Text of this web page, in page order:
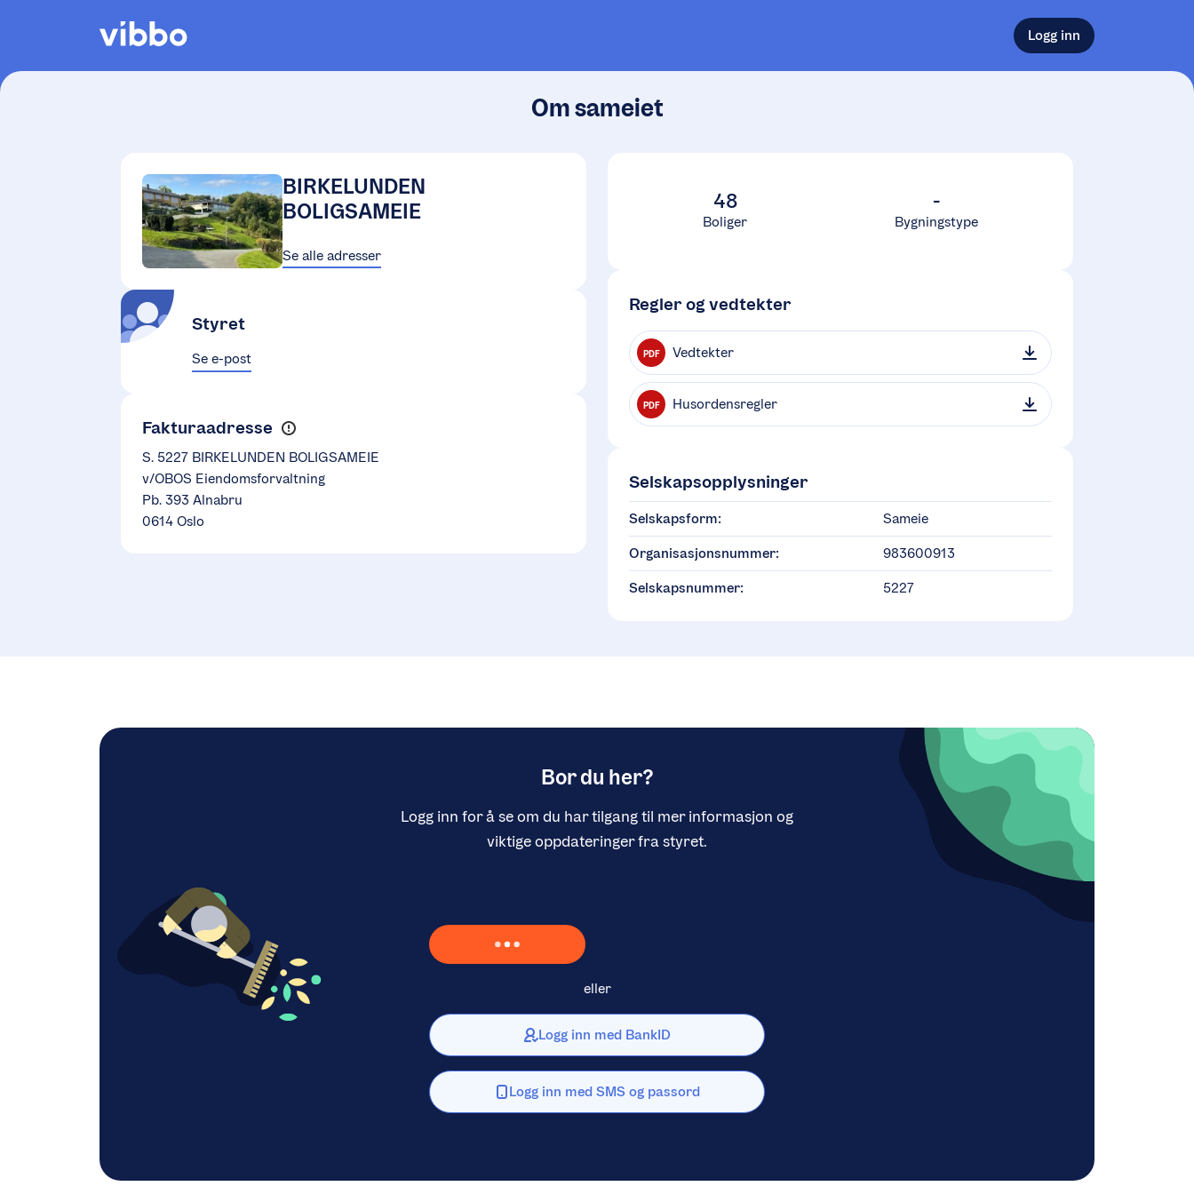
Logg inn
Om sameiet
BIRKELUNDEN
BOLIGSAMEIE
Se alle adresser
Styret
Se e-post
Fakturaadresse
S. 5227 BIRKELUNDEN BOLIGSAMEIE
v/OBOS Eiendomsforvaltning
Pb. 393 Alnabru
0614 Oslo
48
Boliger
-
Bygningstype
Regler og vedtekter
PDF Vedtekter
PDF Husordensregler
Selskapsopplysninger
Selskapsform: Sameie
Organisasjonsnummer: 983600913
Selskapsnummer: 5227
Bor du her?
Logg inn for å se om du har tilgang til mer informasjon og
viktige oppdateringer fra styret.
Laster inn Vipps …
eller
Logg inn med BankID
Logg inn med SMS og passord